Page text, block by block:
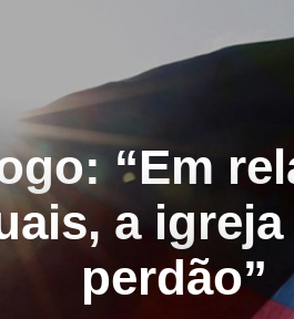
“Em
a
perdão”